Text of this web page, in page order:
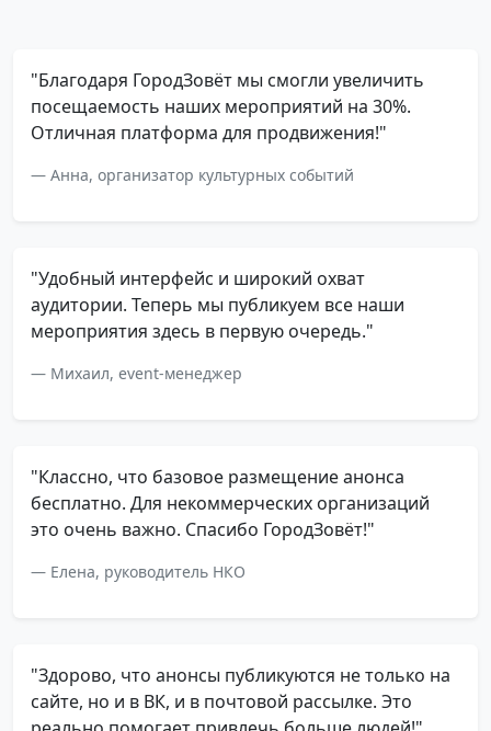
"Благодаря ГородЗовёт мы смогли увеличить
посещаемость наших мероприятий на 30%.
Отличная платформа для продвижения!"
Анна, организатор культурных событий
"Удобный интерфейс и широкий охват
аудитории. Теперь мы публикуем все наши
мероприятия здесь в первую очередь."
Михаил, event-менеджер
"Классно, что базовое размещение анонса
бесплатно. Для некоммерческих организаций
это очень важно. Спасибо ГородЗовёт!"
Елена, руководитель НКО
"Здорово, что анонсы публикуются не только на
сайте, но и в ВК, и в почтовой рассылке. Это